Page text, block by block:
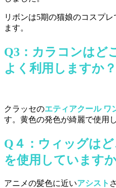
リボンは5期の猫娘のコスプ
ます。
Q3： カラコンはど
よく利用しますか？
クラッセのエティアクール ワ
す。黄色の発色が綺麗で使用
Q４： ウィッグは
を使用しています
アニメの髪色に近いアシスト